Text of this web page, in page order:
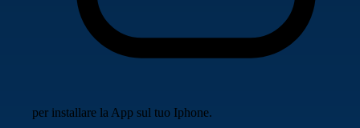
per installare la App sul tuo Iphone.